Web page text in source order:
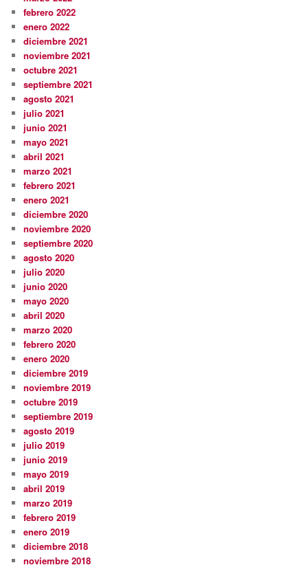
febrero 2022
enero 2022
diciembre 2021
noviembre 2021
octubre 2021
septiembre 2021
agosto 2021
julio 2021
junio 2021
mayo 2021
abril 2021
marzo 2021
febrero 2021
enero 2021
diciembre 2020
noviembre 2020
septiembre 2020
agosto 2020
julio 2020
junio 2020
mayo 2020
abril 2020
marzo 2020
febrero 2020
enero 2020
diciembre 2019
noviembre 2019
octubre 2019
septiembre 2019
agosto 2019
julio 2019
junio 2019
mayo 2019
abril 2019
marzo 2019
febrero 2019
enero 2019
diciembre 2018
noviembre 2018